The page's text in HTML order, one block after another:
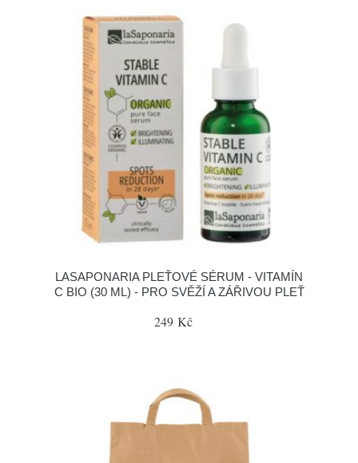
LASAPONARIA PLEŤOVÉ SÉRUM - VITAMÍN
C BIO (30 ML) - PRO SVĚŽÍ A ZÁŘIVOU PLEŤ
249 Kč